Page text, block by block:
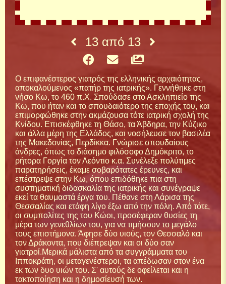
13 από 13
Ο επιφανέστερος γιατρός της ελληνικής αρχαιότητας,
αποκαλούμενος «πατήρ της ιατρικής». Γεννήθηκε στη
νήσο Κω, το 460 π.Χ. Σπούδασε στο Ασκληπιείο της
Κω, που ήταν και το σπουδαιότερο της εποχής του, και
επιμορφώθηκε στην ακμάζουσα τότε ιατρική σχολή της
Κνίδου. Επισκέφθηκε τη Θάσο, τα Άβδηρα, την Κύζικο
και άλλα μέρη της Ελλάδος, και νοσήλευσε τον βασιλέα
της Μακεδονίας, Περδίκκα. Γνώρισε σπουδαίους
άνδρες, όπως το διάσημο φιλόσοφο Δημόκριτο, το
ρήτορα Γοργία τον Λεόντιο κ.α. Συνέλεξε πολύτιμες
παρατηρήσεις, έκαμε σοβαρότατες έρευνες, και
επέστρεψε στην Κω, όπου επιδόθηκε πια στη
συστηματική διδασκαλία της ιατρικής και συνέγραψε
εκεί τα θαυμαστά έργα του. Πέθανε στη Λάρισα της
Θεσσαλίας και ετάφη λίγο έξω από την πόλη. Από τότε,
οι συμπολίτες της του Κώοι, προσέφεραν θυσίες τη
μέρα των γενεθλίων του, για να τιμήσουν το μεγάλο
τους επιστήμονα. Άφησε δύο υιούς, τον Θεσσαλό και
τον Δράκοντα, που διέπρεψαν και οι δύο σαν
γιατροί.Μερικά μάλιστα από τα συγγράμματα του
Ιπποκράτη, οι μεταγενέστεροι, τα απέδωσαν στον ένα
εκ των δυο υιών του. Σ' αυτούς δε οφείλεται και η
τακτοποίηση και η δημοσίευσή των.